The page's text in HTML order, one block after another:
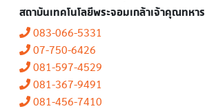
สถาบันเทคโนโลยีพระจอมเกล้าเจ้าคุณทหา
083-066-5331
07-750-6426
081-597-4529
081-367-9491
081-456-7410